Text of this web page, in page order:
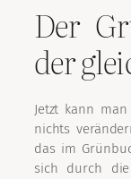
Der
der
Jetzt kann
nichts
das im
sich durch